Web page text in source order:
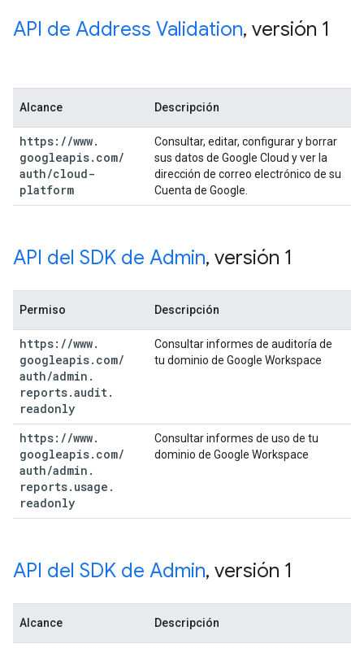
API de Address Validation, versión 1
Alcance Descripción
https: //www.
googleapis. com/
auth/cloud-
platform
Consultar, editar, configurar y borrar
sus datos de Google Cloud y ver la
dirección de correo electrónico de su
Cuenta de Google.
API del SDK de Admin, versión 1
Permiso Descripción
https: //www.
googleapis. com/
auth/admin .
reports.audit.
readonly
Consultar informes de auditoría de
tu dominio de Google Workspace
https: //www.
googleapis. com/
auth/admin .
reports. usage .
readonly
Consultar informes de uso de tu
dominio de Google Workspace
API del SDK de Admin, versión 1
Alcance Descripción